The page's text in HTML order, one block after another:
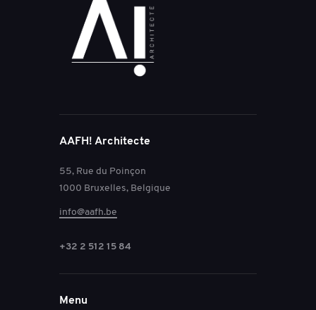
AAFH! Architecte
55, Rue du Poinçon
1000 Bruxelles, Belgique
info@aafh.be
+32 2 512 15 84
Menu